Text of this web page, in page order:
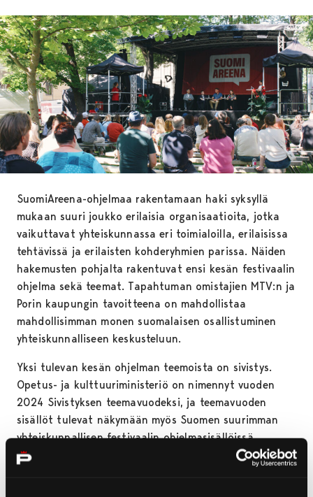
SuomiAreena-ohjelmaa rakentamaan haki syksyllä
mukaan suuri joukko erilaisia organisaatioita, jotka
vaikuttavat yhteiskunnassa eri toimialoilla, erilaisissa
tehtävissä ja erilaisten kohderyhmien parissa. Näiden
hakemusten pohjalta rakentuvat ensi kesän festivaalin
ohjelma sekä teemat. Tapahtuman omistajien MTV:n ja
Porin kaupungin tavoitteena on mahdollistaa
mahdollisimman monen suomalaisen osallistuminen
yhteiskunnalliseen keskusteluun.
Yksi tulevan kesän ohjelman teemoista on sivistys.
Opetus- ja kulttuuriministeriö on nimennyt vuoden
2024 Sivistyksen teemavuodeksi, ja teemavuoden
sisällöt tulevat näkymään myös Suomen suurimman
yhteiskunnallisen festivaalin ohjelmasisällöissä.
Tapahtuman vuoden 2024 yhteistyökumppanina toimii